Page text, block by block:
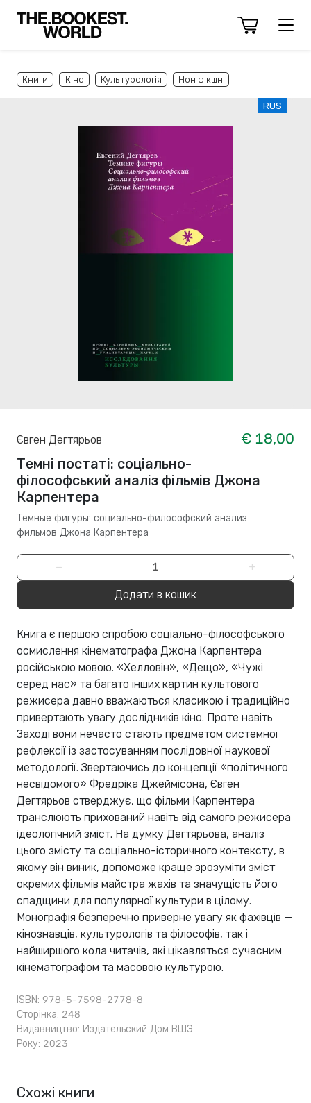
Книги Кіно Культурологія Нон фікшн
RUS
Євген Дегтярьов
€ 18,00
Темні постаті: соціально-
філософський аналіз фільмів Джона
Карпентера
Темные фигуры: cоциально-философский анализ
фильмов Джона Карпентера
− +
Додати в кошик
Книга є першою спробою соціально-філософського
осмислення кінематографа Джона Карпентера
російською мовою. «Хелловін», «Дещо», «Чужі
серед нас» та багато інших картин культового
режисера давно вважаються класикою і традиційно
привертають увагу дослідників кіно. Проте навіть
Заході вони нечасто стають предметом системної
рефлексії із застосуванням послідовної наукової
методології. Звертаючись до концепції «політичного
несвідомого» Фредріка Джеймісона, Євген
Дегтярьов стверджує, що фільми Карпентера
транслюють прихований навіть від самого режисера
ідеологічний зміст. На думку Дегтярьова, аналіз
цього змісту та соціально-історичного контексту, в
якому він виник, допоможе краще зрозуміти зміст
окремих фільмів майстра жахів та значущість його
спадщини для популярної культури в цілому.
Монографія безперечно приверне увагу як фахівців —
кінознавців, культурологів та філософів, так і
найширшого кола читачів, які цікавляться сучасним
кінематографом та масовою культурою.
ISBN: 978-5-7598-2778-8
Сторінка: 248
Видавництво: Издательский Дом ВШЭ
Року: 2023
Схожі книги